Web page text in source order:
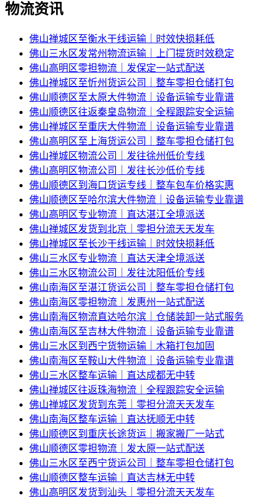
物流资讯
佛山禅城区至衡水干线运输｜时效快损耗低
佛山三水区发常州物流运输｜上门提货时效稳定
佛山高明区零担物流｜发保定一站式配送
佛山禅城区至忻州货运公司｜整车零担仓储打包
佛山顺德区至太原大件物流｜设备运输专业靠谱
佛山顺德区往返秦皇岛物流｜全程跟踪安全运输
佛山禅城区至重庆大件物流｜设备运输专业靠谱
佛山高明区至上海货运公司｜整车零担仓储打包
佛山禅城区物流公司｜发往徐州低价专线
佛山高明区物流公司｜发往长沙低价专线
佛山顺德区到海口货运专线｜整车包车价格实惠
佛山顺德区至哈尔滨大件物流｜设备运输专业靠谱
佛山高明区专业物流｜直达湛江全境派送
佛山禅城区发货到北京｜零担分流天天发车
佛山禅城区至长沙干线运输｜时效快损耗低
佛山三水区专业物流｜直达天津全境派送
佛山三水区物流公司｜发往沈阳低价专线
佛山南海区至湛江货运公司｜整车零担仓储打包
佛山南海区零担物流｜发惠州一站式配送
佛山南海区物流直达哈尔滨｜仓储装卸一站式服务
佛山南海区至吉林大件物流｜设备运输专业靠谱
佛山三水区到西宁货物运输｜木箱打包加固
佛山南海区至鞍山大件物流｜设备运输专业靠谱
佛山三水区整车运输｜直达成都无中转
佛山禅城区往返珠海物流｜全程跟踪安全运输
佛山禅城区发货到东莞｜零担分流天天发车
佛山南海区整车运输｜直达抚顺无中转
佛山顺德区到重庆长途货运｜搬家搬厂一站式
佛山顺德区零担物流｜发太原一站式配送
佛山三水区至西宁货运公司｜整车零担仓储打包
佛山顺德区整车运输｜直达吉林无中转
佛山高明区发货到汕头｜零担分流天天发车